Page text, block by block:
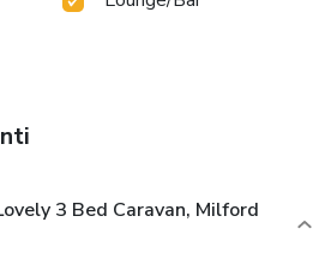
3 Bed Caravan, Milford